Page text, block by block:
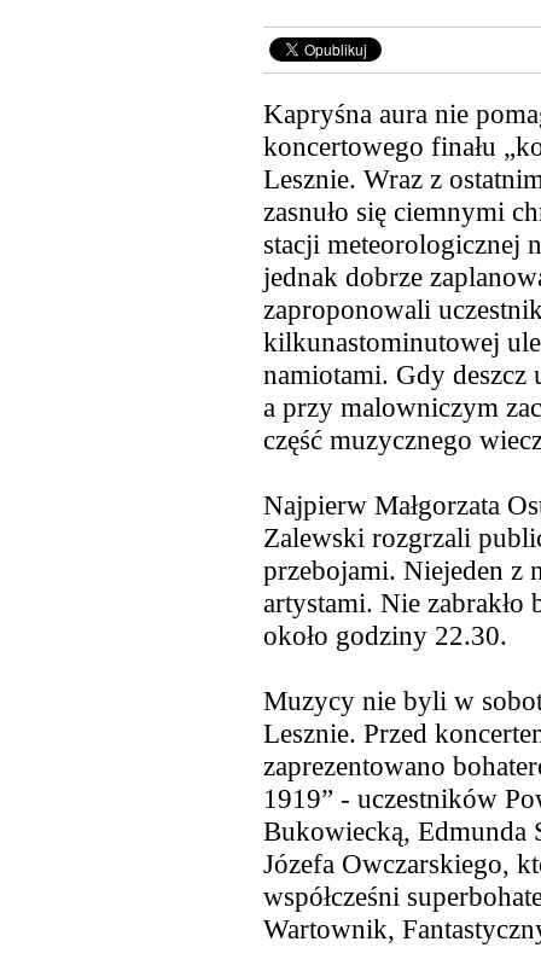
Kapryśna aura nie
koncertowego finału
Lesznie. Wraz z
zasnuło się ciemnymi
stacji meteorologicznej
jednak dobrze
zaproponowali
kilkunastominutowej
namiotami. Gdy deszcz
a przy malowniczym
część muzycznego
Najpierw Małgorzata
Zalewski rozgrzali
przebojami. Niejeden z
artystami. Nie zabrakło
około godziny 22.30.
Muzycy nie byli w
Lesznie. Przed
zaprezentowano
1919” - uczestników
Bukowiecką, Edmunda
Józefa Owczarskiego,
współcześni
Wartownik,